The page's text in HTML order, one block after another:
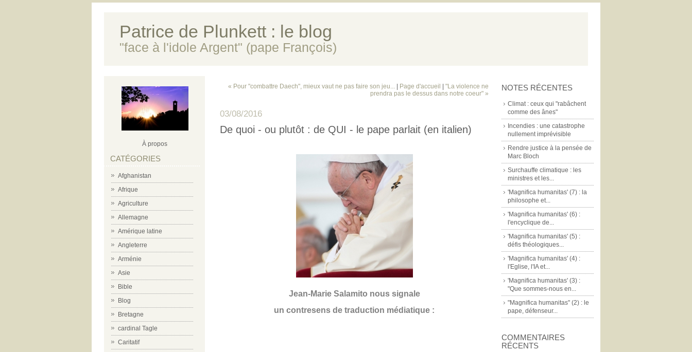
Patrice de Plunkett : le blog
"face à l'idole Argent" (pape François)
À propos
CATÉGORIES
Afghanistan
Afrique
Agriculture
Allemagne
Amérique latine
Angleterre
Arménie
Asie
Bible
Blog
Bretagne
cardinal Tagle
Caritatif
NOTES RÉCENTES
Climat : ceux qui "rabâchent
comme des ânes"
Incendies : une catastrophe
nullement imprévisible
Rendre justice à la pensée de
Marc Bloch
Surchauffe climatique : les
ministres et les...
'Magnifica humanitas' (7) : la
philosophe et...
'Magnifica humanitas' (6) :
l'encyclique de...
'Magnifica humanitas' (5) :
défis théologiques...
'Magnifica humanitas' (4) :
l'Eglise, l'IA et...
'Magnifica humanitas' (3) :
"Que sommes-nous en...
"Magnifica humanitas" (2) : le
pape, défenseur...
COMMENTAIRES
RÉCENTS
« Pour "combattre Daech", mieux vaut ne pas faire son jeu... Page d'accueil
"La violence ne
prendra pas le dessus dans notre coeur" »
03/08/2016
De quoi - ou plutôt : de QUI - le pape parlait (en italien)
Jean-Marie Salamito nous signale
un contresens de traduction médiatique :